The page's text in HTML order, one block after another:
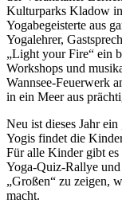
Kulturparks Kladow
Yogabegeisterte aus
Yogalehrer,
„Light your Fire“ ein
Workshops und
Wannsee-Feuerwerk
in ein Meer aus
Neu ist dieses Jahr
Yogis findet die
Für alle Kinder gibt es
Yoga-Quiz-Rallye
„Großen“ zu zeigen,
macht.